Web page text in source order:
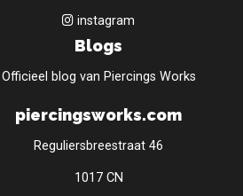
instagram
Blogs
Officieel blog van Piercings Works
piercingsworks.com
Reguliersbreestraat 46
1017 CN